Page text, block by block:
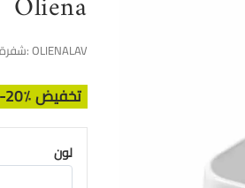
شفرة:OLIENALAV
-20٪ تخفيض
لون